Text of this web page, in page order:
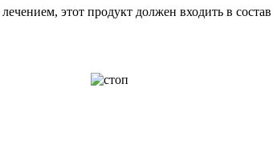
этот продукт должен входить в